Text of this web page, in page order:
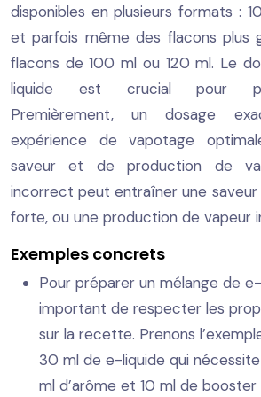
disponibles en plusieurs formats :
et parfois même des flacons plus
flacons de 100 ml ou 120 ml. Le
liquide est crucial pour
Premièrement, un dosage
expérience de vapotage
saveur et de production de
incorrect peut entraîner une
forte, ou une production de vapeur
Exemples concrets
Pour préparer un mélange de
important de respecter les
sur la recette. Prenons
30 ml de e-liquide qui nécessite
ml d’arôme et 10 ml de booster